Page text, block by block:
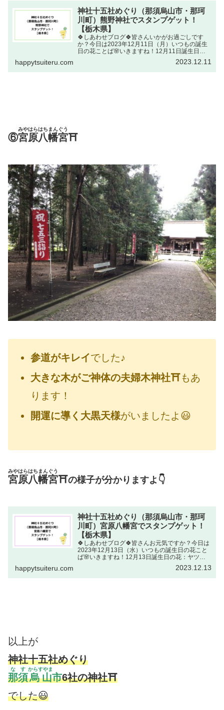
神社十五社めぐり（那須烏山市・那珂
川町）熊野神社でスタンプゲット！
【栃木県】
🍀しあわせブログ🍀皆さんいかがお過ごしです
か？今日は2023年12月11日（月）いつもの誕生
日の花ことば🌸いきますね！12月11日誕生日の
花：ヤドリギ（寄生木・ヤドリギ科）花ことば：
困難に打ち勝つ！出典元しゅってんもと：NHKラ
ジオ深夜便 ...
happytsuiteru.com 2023.12.11
⑥宮原八幡宮
みやはらはちまんぐう
⛩
参道がキレイでした♪
大きな木がご神体の夫婦木神社⛩もあ
ります！
開運に導く大黒天様がいましたよ😃
宮原八幡宮
みやはらはちまんぐう
⛩の様子が分かりますよ👇
神社十五社めぐり（那須烏山市・那珂
川町）宮原八幡宮でスタンプゲット！
【栃木県】
🍀しあわせブログ🍀皆さんお元気ですか？今日は
2023年12月13日（水）いつもの誕生日の花こと
ば🌸いきますね！12月13日誕生日の花：ヤツデ
（八つ手・ウコギ科）花ことば：分別出典元しゅ
ってんもと：NHKラジオ深夜便 誕生日の花分別
必要なこ...
happytsuiteru.com 2023.12.13
以上が
神社十五社めぐり
那須
なす
烏山
からすやま
市6社の神社⛩
でした😃